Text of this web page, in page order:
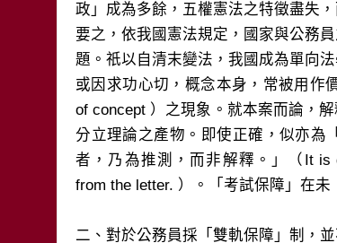
政」成為多餘，五權憲法之特徵盡失
要之，依我國憲法規定，國家與公務
題。祇以自清末變法，我國成為單向
或因求功心切，概念本身，常被用作
of concept ）之現象。就本案而論，
分立理論之產物。即使正確，似亦為
者，乃為推測，而非解釋。」（It is
from the letter. ）。「考試保障」在未
二、對於公務員採「雙軌保障」制，